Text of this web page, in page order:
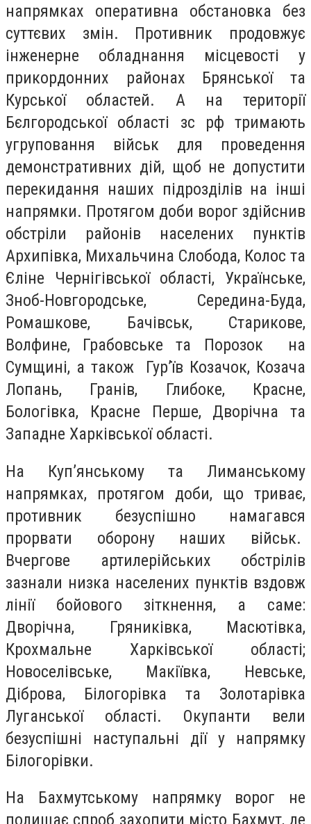
напрямках оперативна обстановка без
суттєвих змін. Противник продовжує
інженерне обладнання місцевості у
прикордонних районах Брянської та
Курської областей. А на території
Бєлгородської області зс рф тримають
угруповання військ для проведення
демонстративних дій, щоб не допустити
перекидання наших підрозділів на інші
напрямки. Протягом доби ворог здійснив
обстріли районів населених пунктів
Архипівка, Михальчина Слобода, Колос та
Єліне Чернігівської області, Українське,
Зноб-Новгородське, Середина-Буда,
Ромашкове, Бачівськ, Старикове,
Волфине, Грабовське та Порозок на
Сумщині, а також Гур’їв Козачок, Козача
Лопань, Гранів, Глибоке, Красне,
Бологівка, Красне Перше, Дворічна та
Западне Харківської області.
На Куп’янському та Лиманському
напрямках, протягом доби, що триває,
противник безуспішно намагався
прорвати оборону наших військ.
Вчергове артилерійських обстрілів
зазнали низка населених пунктів вздовж
лінії бойового зіткнення, а саме:
Дворічна, Гряниківка, Масютівка,
Крохмальне Харківської області;
Новоселівське, Макіївка, Невське,
Діброва, Білогорівка та Золотарівка
Луганської області. Окупанти вели
безуспішні наступальні дії у напрямку
Білогорівки.
На Бахмутському напрямку ворог не
полишає спроб захопити місто Бахмут, де